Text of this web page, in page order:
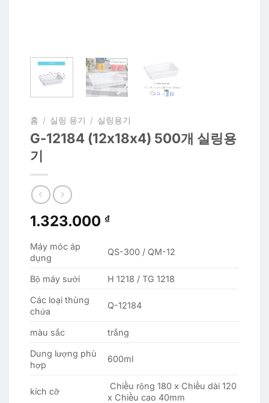
홈 / 실링 용기 / 실링용기
G-12184 (12x18x4) 500개 실링용
기
1.323.000 ₫
Máy móc áp
dụng
QS-300 / QM-12
Bộ máy sưởi H 1218 / TG ​​​​1218
Các loại thùng
chứa
Q-12184
màu sắc trắng
Dung lượng phù
hợp
600ml
kích cỡ
Chiều rộng 180 x Chiều dài 120
x Chiều cao 40mm